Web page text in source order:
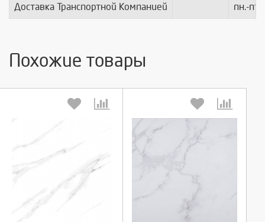
Доставка Транспортной Компанией пн.-пт.
Похожие товары
Выберите количество: Выберите количество: